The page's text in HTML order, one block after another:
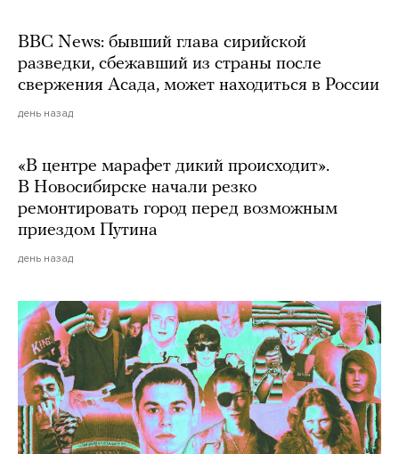
BBC News: бывший глава сирийской
разведки, сбежавший из страны после
свержения Асада, может находиться в России
день назад
«В центре марафет дикий происходит».
В Новосибирске начали резко
ремонтировать город перед возможным
приездом Путина
день назад